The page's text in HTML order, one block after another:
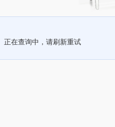
正在查询中，请刷新重试